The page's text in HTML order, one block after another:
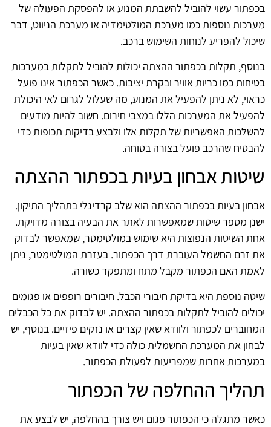
בכפתור עשוי להוביל להשבתת המנוע או להפסקת הפעולה של
מערכות נוספות כמו מערכת המולטימדיה או מערכת הניווט, דבר
שיכול להפריע לנוחות השימוש ברכב.
בנוסף, תקלות בכפתור ההצתה יכולות להוביל לתקלות במערכות
בטיחות כמו כריות אוויר ובקרת יציבות. כאשר הכפתור אינו פועל
כראוי, לא ניתן להפעיל את המנוע, מה שעלול לגרום לאי היכולת
להפעיל את המערכות הללו במצבי חירום. חשוב להיות מודעים
להשלכות האפשריות של תקלות אלו ולבצע בדיקות תכופות כדי
להבטיח שהרכב פועל בצורה בטוחה.
שיטות אבחון בעיות בכפתור ההצתה
אבחון בעיות בכפתור ההצתה הוא שלב קרדינלי בתהליך התיקון.
ישנן מספר שיטות שמאפשרות לאתר את הבעיה בצורה מדויקת.
אחת השיטות הנפוצות היא שימוש במולטימטר, שמאפשר לבדוק
את זרם החשמל העוברת דרך הכפתור. בעזרת המולטימטר, ניתן
לאמת האם הכפתור מקבל מתח ומתפקד כשורה.
שיטה נוספת היא בדיקת חיבורי הכבל. חיבורים רופפים או פגומים
יכולים להוביל לתקלות בכפתור ההצתה. יש לבדוק את כל הכבלים
המחוברים לכפתור ולוודא שאין קצרים או נזקים פיזיים. בנוסף, יש
לבחון את המערכת החשמלית כולה כדי לוודא שאין בעיות
במערכות אחרות שמפריעות לפעולת הכפתור.
תהליך ההחלפה של הכפתור
כאשר מתגלה כי הכפתור פגום ויש צורך בהחלפה, יש לבצע את